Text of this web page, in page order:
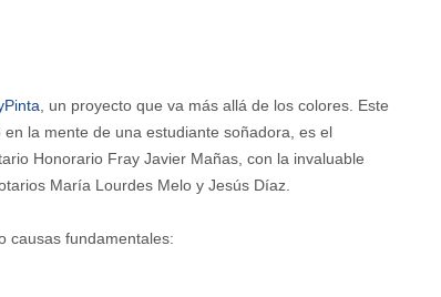
, un proyecto que va más allá de los colores. Este
la mente de una estudiante soñadora, es el
Honorario Fray Javier Mañas, con la invaluable
María Lourdes Melo y Jesús Díaz.
causas fundamentales: